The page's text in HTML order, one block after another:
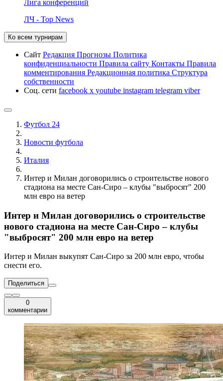
Лига конференций
ЛЧ - Top News
Ко всем турнирам
Сайт Редакция Прогнозы Политика
конфиденциальности Правила сайту Контакты Правила
комментирования Редакционная политика Структура
собственности
Соц. сети facebook x youtube instagram telegram viber
Футбол 24
Новости футбола
Италия
Интер и Милан договорились о строительстве нового
стадиона на месте Сан-Сиро – клубы "выбросят" 200
млн евро на ветер
Интер и Милан договорились о строительстве
нового стадиона на месте Сан-Сиро – клубы
"выбросят" 200 млн евро на ветер
Интер и Милан выкупят Сан-Сиро за 200 млн евро, чтобы
снести его.
Поделиться
0
комментарии